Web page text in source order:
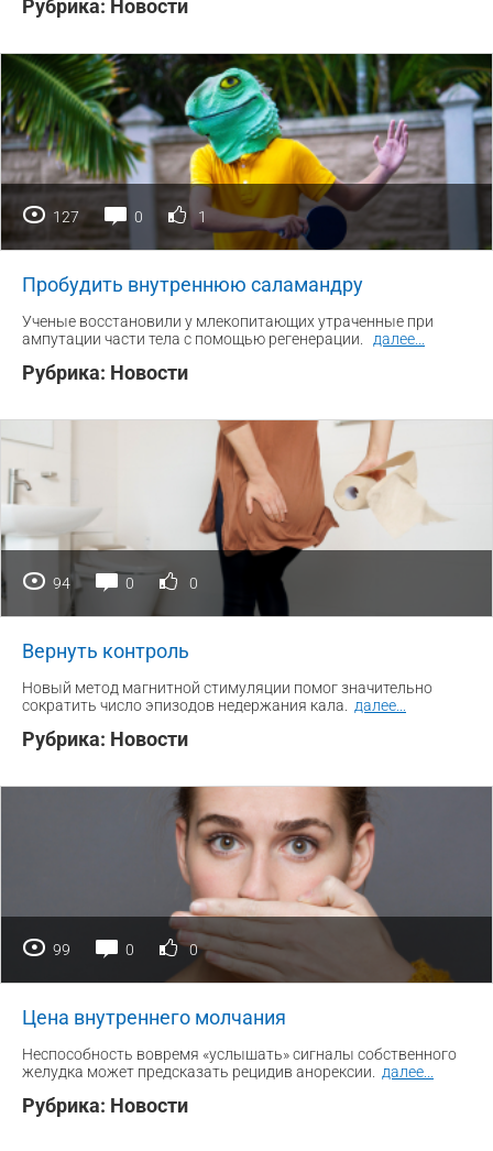
Рубрика: Новости
127 0 1
Пробудить внутреннюю саламандру
Ученые восстановили у млекопитающих утраченные при
ампутации части тела с помощью регенерации.
далее
Рубрика: Новости
94 0 0
Вернуть контроль
Новый метод магнитной стимуляции помог значительно
сократить число эпизодов недержания кала.
далее
Рубрика: Новости
99 0 0
Цена внутреннего молчания
Неспособность вовремя «услышать» сигналы собственного
желудка может предсказать рецидив анорексии.
далее
Рубрика: Новости